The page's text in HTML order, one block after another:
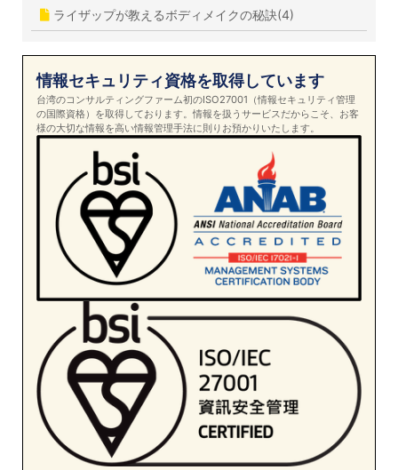
ライザップが教えるボディメイクの秘訣(4)
情報セキュリティ資格を取得しています
台湾のコンサルティングファーム初のISO27001（情報セキュリティ管理
の国際資格）を取得しております。情報を扱うサービスだからこそ、お客
様の大切な情報を高い情報管理手法に則りお預かりいたします。